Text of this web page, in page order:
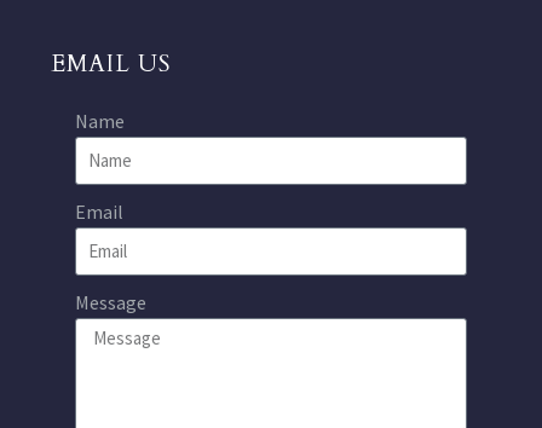
EMAIL US
Name
Email
Message